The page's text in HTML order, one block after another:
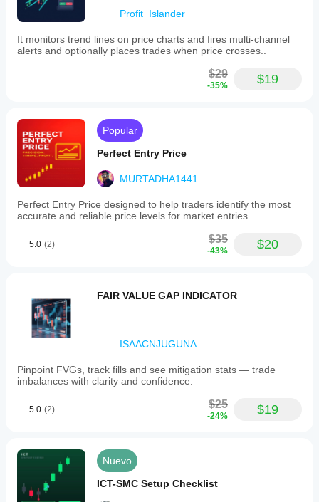
Profit_Islander
It monitors trend lines on price charts and fires multi-channel
alerts and optionally places trades when price crosses..
$29
-35% $19
Popular
Perfect Entry Price
MURTADHA1441
Perfect Entry Price designed to help traders identify the most
accurate and reliable price levels for market entries
5.0 (2) $35
-43% $20
FAIR VALUE GAP INDICATOR
ISAACNJUGUNA
Pinpoint FVGs, track fills and see mitigation stats — trade
imbalances with clarity and confidence.
5.0 (2) $25
-24% $19
Nuevo
ICT-SMC Setup Checklist